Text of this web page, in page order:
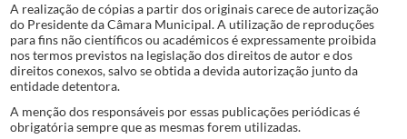
A realização de cópias a partir dos originais carece de autorização
do Presidente da Câmara Municipal. A utilização de reproduções
para fins não científicos ou académicos é expressamente proibida
nos termos previstos na legislação dos direitos de autor e dos
direitos conexos, salvo se obtida a devida autorização junto da
entidade detentora.
A menção dos responsáveis por essas publicações periódicas é
obrigatória sempre que as mesmas forem utilizadas.